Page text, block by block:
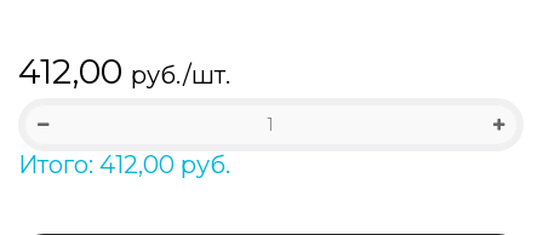
412,00 руб./шт.
Итого: 412,00 руб.